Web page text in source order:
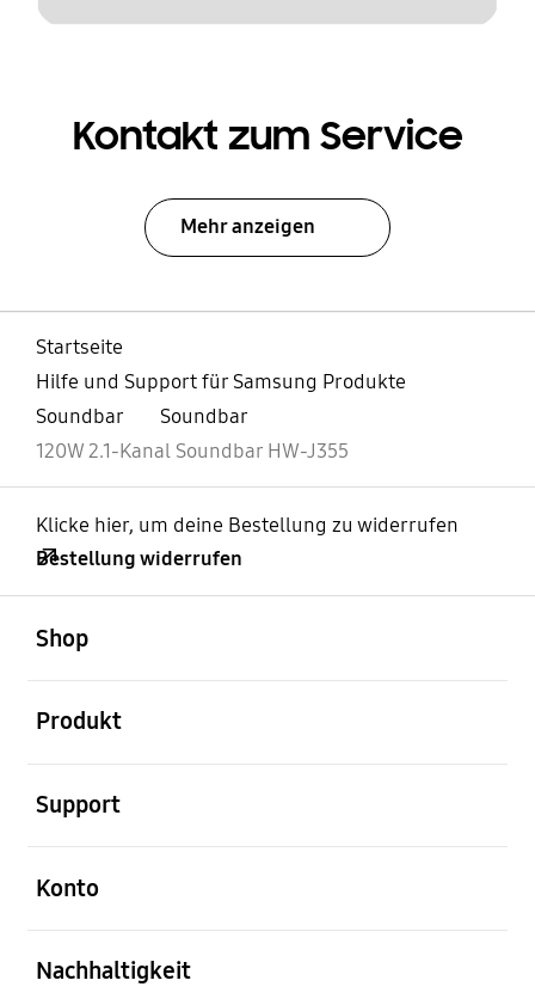
Kontakt zum Service
Mehr anzeigen
Startseite
Hilfe und Support für Samsung Produkte
Soundbar
Soundbar
120W 2.1-Kanal Soundbar HW-J355
Klicke hier, um deine Bestellung zu widerrufen
Bestellung widerrufen
Shop
Produkt
Support
Konto
Nachhaltigkeit